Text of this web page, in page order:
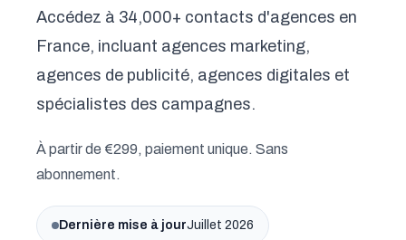
Accédez à 34,000+ contacts d'agences en
France, incluant agences marketing,
agences de publicité, agences digitales et
spécialistes des campagnes.
À partir de €299, paiement unique. Sans
abonnement.
Dernière mise à jourJuillet 2026